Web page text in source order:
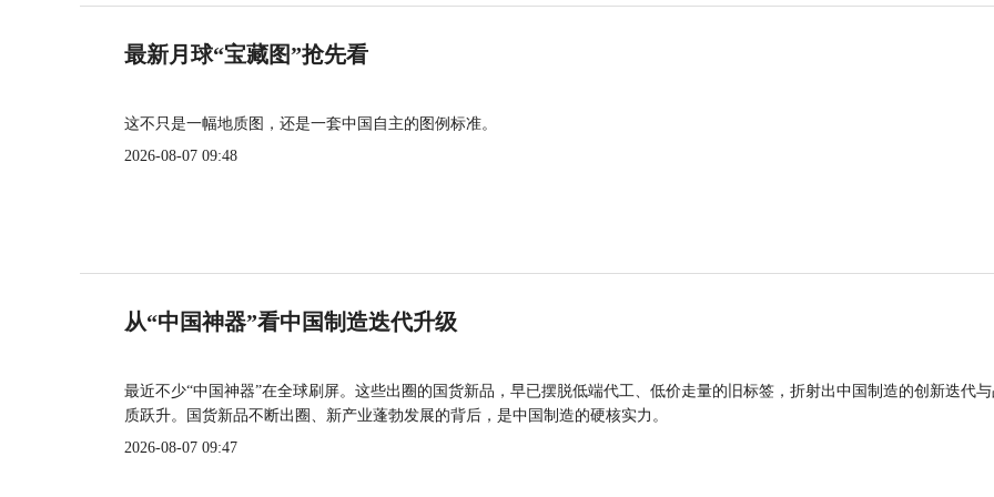
最新月球“宝藏图”抢先看
这不只是一幅地质图，还是一套中国自主的图例标准。
2026-08-07 09:48
从“中国神器”看中国制造迭代升级
最近不少“中国神器”在全球刷屏。这些出圈的国货新品，早已摆脱低端代工、低价走量的旧标签，折射出中国制造的创新迭代
质跃升。国货新品不断出圈、新产业蓬勃发展的背后，是中国制造的硬核实力。
2026-08-07 09:47